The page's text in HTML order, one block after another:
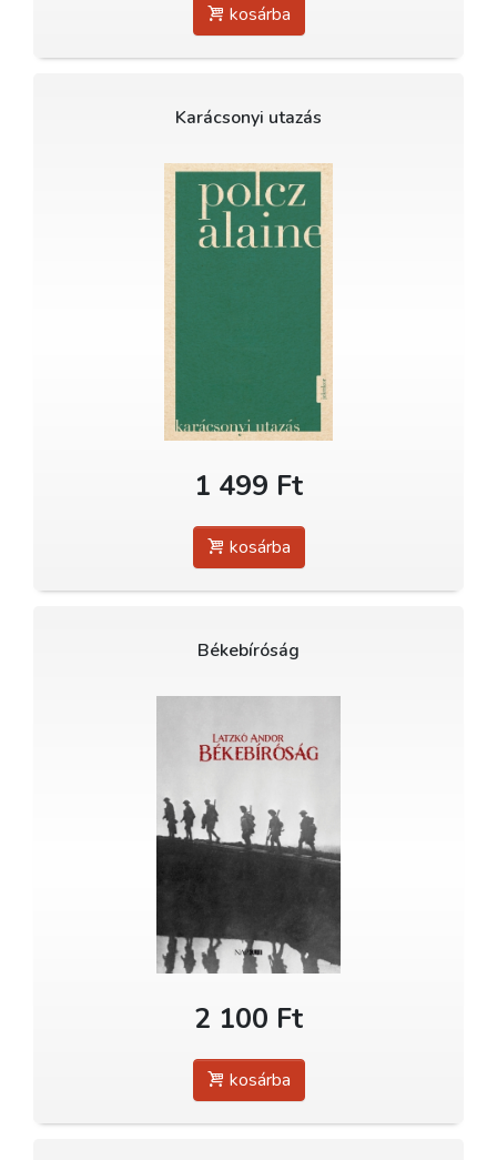
kosárba
Karácsonyi utazás
1 499 Ft
kosárba
Békebíróság
2 100 Ft
kosárba